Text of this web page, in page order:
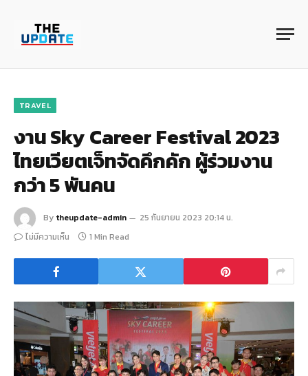
TRAVEL
งาน Sky Career Festival 2023
ไทยเวียตเจ็ทจัดคึกคัก ผู้ร่วมงาน
กว่า 5 พันคน
By theupdate-admin
25 กันยายน 2023 20:14 น.
ไม่มีความเห็น
1 Min Read